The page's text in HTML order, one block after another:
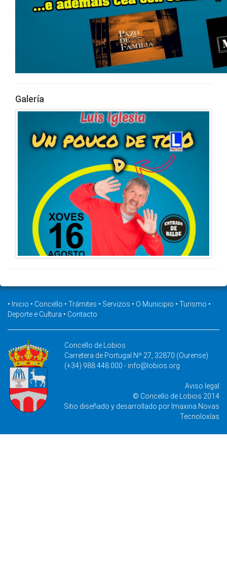
Galería
• Inicio • Concello • Trámites • Servizos • O Municipio • Turismo •
Deporte e Cultura • Contacto
Concello de Lobios
Carretera de Portugal Nº 27, 32870 (Ourense)
(+34) 988 448 000 - info@lobios.org
Aviso legal
© Concello de Lobios 2014
Sitio diseñado y desarrollado por Imaxina Novas
Tecnoloxías